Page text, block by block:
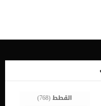
عندما لا تظهر على قطتك
مجهولة السبب. اقرأ ايضا:
الطبيب البيطرى لحالة
الطبي لقطتك وسيطلب منك
القطط(768)